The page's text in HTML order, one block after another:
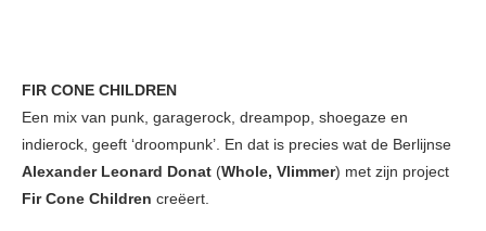
FIR CONE CHILDREN
Een mix van punk, garagerock, dreampop, shoegaze en
indierock, geeft ‘droompunk’. En dat is precies wat de Berlijnse
Alexander Leonard Donat (Whole, Vlimmer) met zijn project
Fir Cone Children creëert.